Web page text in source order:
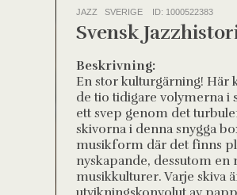
JAZZ SVERIGE ID: 1000522383
Svensk
Beskrivning:
En stor kulturgärning!
de tio tidigare volymerna i
ett svep genom det
skivorna i denna snygga
musikform där det finns
nyskapande, dessutom en
musikkulturer. Varje skiva